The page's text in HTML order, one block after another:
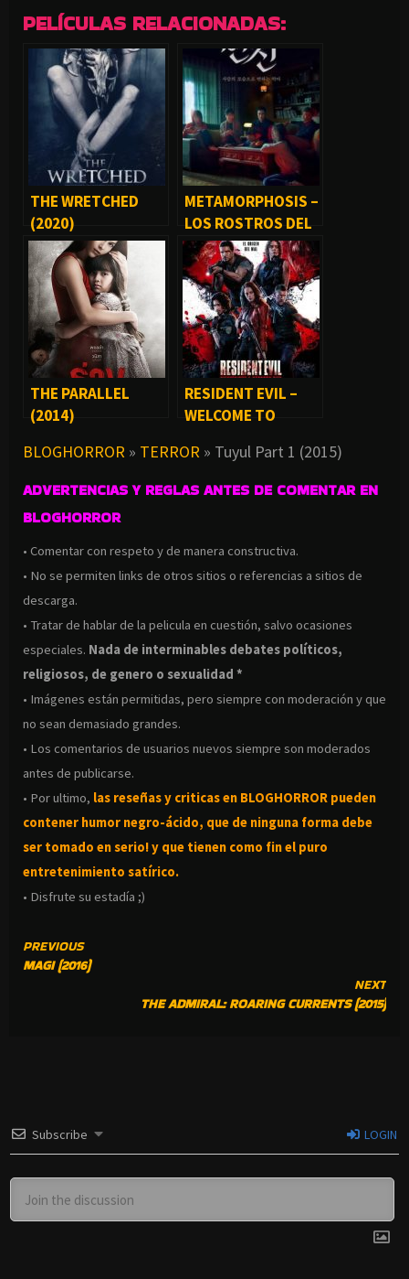
PELÍCULAS RELACIONADAS:
THE WRETCHED
(2020)
METAMORPHOSIS –
LOS ROSTROS DEL
DIABLO (2019)
THE PARALLEL
(2014)
RESIDENT EVIL –
WELCOME TO
(2021)
BLOGHORROR » TERROR » Tuyul Part 1 (2015)
ADVERTENCIAS Y REGLAS ANTES DE COMENTAR EN
BLOGHORROR
• Comentar con respeto y de manera constructiva.
• No se permiten links de otros sitios o referencias a sitios de
descarga.
• Tratar de hablar de la pelicula en cuestión, salvo ocasiones
especiales. Nada de interminables debates políticos,
religiosos, de genero o sexualidad *
• Imágenes están permitidas, pero siempre con moderación y que
no sean demasiado grandes.
• Los comentarios de usuarios nuevos siempre son moderados
antes de publicarse.
• Por ultimo, las reseñas y criticas en BLOGHORROR pueden
contener humor negro-ácido, que de ninguna forma debe
ser tomado en serio! y que tienen como fin el puro
entretenimiento satírico.
• Disfrute su estadía ;)
CONTINUE
READING
PREVIOUS
MAGI (2016)
NEXT
THE ADMIRAL: ROARING CURRENTS (2015)
Subscribe LOGIN